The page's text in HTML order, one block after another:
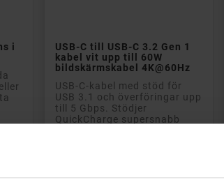
i
USB-C till USB-C 3.2 Gen 1
kabel vit upp till 60W
bildskärmskabel 4K@60Hz
USB-C-kabel med stöd för
USB 3.1 och överföringar upp
till 5 Gbps. Stödjer
QuickCharge supersnabb
- Passar både surfplattor och mobiler